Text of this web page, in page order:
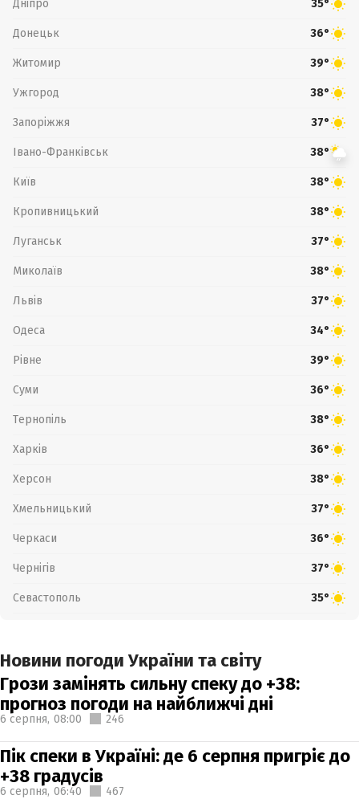
Дніпро 35°
Донецьк 36°
Житомир 39°
Ужгород 38°
Запоріжжя 37°
Івано-Франківськ 38°
Київ 38°
Кропивницький 38°
Луганськ 37°
Миколаїв 38°
Львів 37°
Одеса 34°
Рівне 39°
Суми 36°
Тернопіль 38°
Харків 36°
Херсон 38°
Хмельницький 37°
Черкаси 36°
Чернігів 37°
Севастополь 35°
Новини погоди України та світу
Грози замінять сильну спеку до +38:
прогноз погоди на найближчі дні
6 серпня, 08:00 246
Пік спеки в Україні: де 6 серпня пригріє до
+38 градусів
6 серпня, 06:40 467